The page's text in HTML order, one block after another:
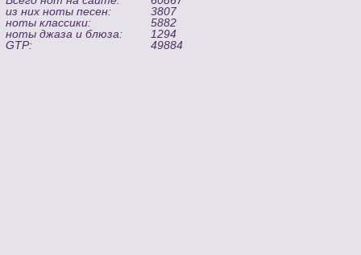
из них ноты песен:
3807
ноты классики:
5882
ноты джаза и блюза:
1294
GTP:
49884